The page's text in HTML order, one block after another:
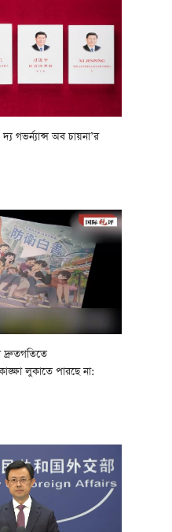
দ্য গভর্ন্যান্স অব চায়না’র
দ্রুতগতিতে
লুকাতে পারছে না: